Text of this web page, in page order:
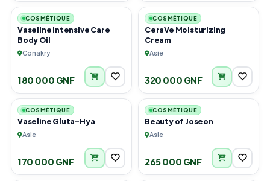
COSMÉTIQUE
Vaseline Intensive Care
Body Oil
Conakry
180 000 GNF
COSMÉTIQUE
CeraVe Moisturizing
Cream
Asie
320 000 GNF
4
COSMÉTIQUE
Vaseline Gluta-Hya
Asie
170 000 GNF
3
COSMÉTIQUE
Beauty of Joseon
Asie
265 000 GNF
3 5